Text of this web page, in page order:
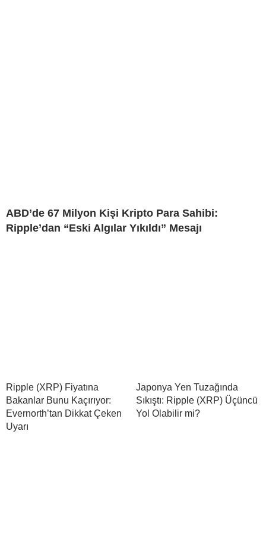
ABD’de 67 Milyon Kişi Kripto Para Sahibi:
Ripple’dan “Eski Algılar Yıkıldı” Mesajı
Ripple (XRP) Fiyatına
Bakanlar Bunu Kaçırıyor:
Evernorth’tan Dikkat Çeken
Uyarı
Japonya Yen Tuzağında
Sıkıştı: Ripple (XRP) Üçüncü
Yol Olabilir mi?